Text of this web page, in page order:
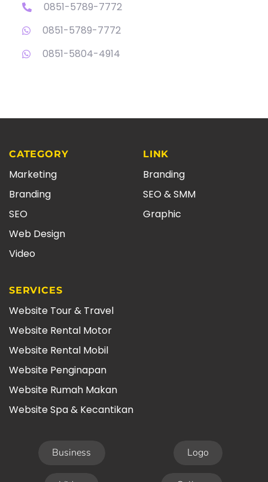
0851-5789-7772
0851-5789-7772
0851-5804-4914
CATEGORY
Marketing
Branding
SEO
Web Design
Video
LINK
Branding
SEO & SMM
Graphic
SERVICES
Website Tour & Travel
Website Rental Motor
Website Rental Mobil
Website Penginapan
Website Rumah Makan
Website Spa & Kecantikan
Business Logo